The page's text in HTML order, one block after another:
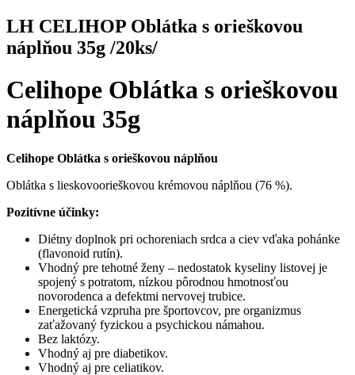
LH CELIHOP Oblátka s orieškovou
náplňou 35g /20ks/
Celihope Oblátka s orieškovou
náplňou 35g
Celihope Oblátka s orieškovou náplňou
Oblátka s lieskovoorieškovou krémovou náplňou (76 %).
Pozitívne účinky:
Diétny doplnok pri ochoreniach srdca a ciev vďaka pohánke
(flavonoid rutín).
Vhodný pre tehotné ženy – nedostatok kyseliny listovej je
spojený s potratom, nízkou pôrodnou hmotnosťou
novorodenca a defektmi nervovej trubice.
Energetická vzpruha pre športovcov, pre organizmus
zaťažovaný fyzickou a psychickou námahou.
Bez laktózy.
Vhodný aj pre diabetikov.
Vhodný aj pre celiatikov.